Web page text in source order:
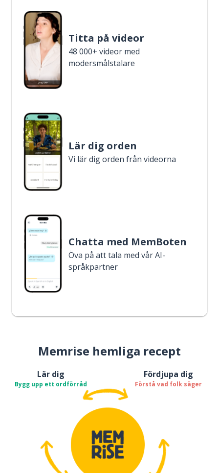
Titta på videor
48 000+ videor med
modersmålstalare
Lär dig orden
Vi lär dig orden från videorna
Chatta med MemBoten
Öva på att tala med vår AI-
språkpartner
Memrise hemliga recept
Lär dig
Bygg upp ett ordförråd
Fördjupa dig
Förstå vad folk säger